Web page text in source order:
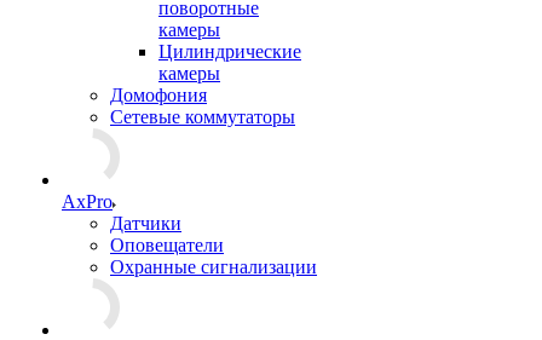
поворотные
камеры
Цилиндрические
камеры
Домофония
Сетевые коммутаторы
AxPro
Датчики
Оповещатели
Охранные сигнализации